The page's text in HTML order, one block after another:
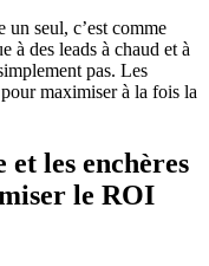
un seul, c’est comme
à des leads à chaud et à
pas. Les
maximiser à la fois la
et les enchères
le ROI